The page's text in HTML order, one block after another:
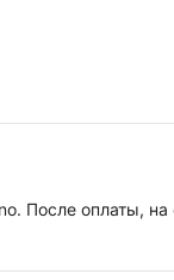
После оплаты,